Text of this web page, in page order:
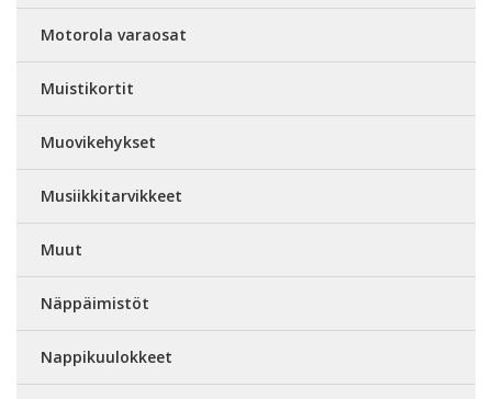
Motorola varaosat
Muistikortit
Muovikehykset
Musiikkitarvikkeet
Muut
Näppäimistöt
Nappikuulokkeet